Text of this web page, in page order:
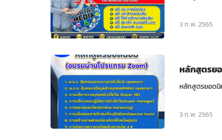
3 ก.พ. 2565
หลักสูตรย
หลักสูตรยอด
3 ก.พ. 2565